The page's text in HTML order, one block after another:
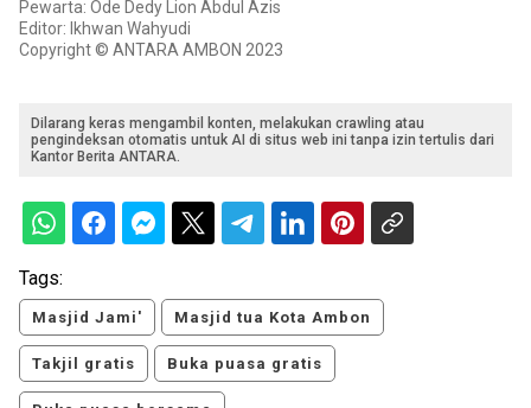
Pewarta: Ode Dedy Lion Abdul Azis
Editor: Ikhwan Wahyudi
Copyright © ANTARA AMBON 2023
Dilarang keras mengambil konten, melakukan crawling atau
pengindeksan otomatis untuk AI di situs web ini tanpa izin tertulis dari
Kantor Berita ANTARA.
Tags:
Masjid Jami' Masjid tua Kota Ambon
Takjil gratis Buka puasa gratis